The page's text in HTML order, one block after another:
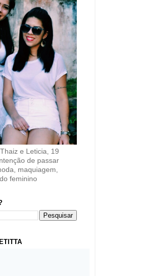
e Leticia, 19
de passar
maquiagem,
feminino